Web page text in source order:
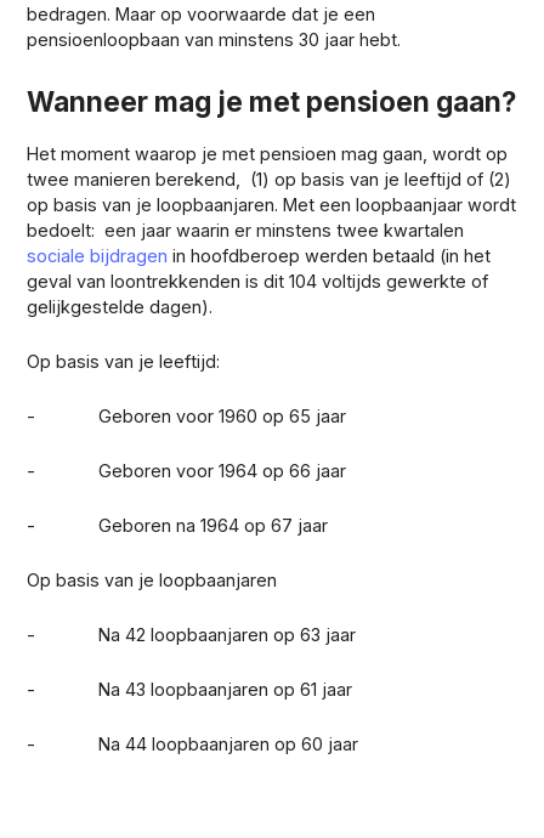
bedragen. Maar op voorwaarde dat je een
pensioenloopbaan van minstens 30 jaar hebt.
Wanneer mag je met pensioen gaan?
Het moment waarop je met pensioen mag gaan, wordt op
twee manieren berekend, (1) op basis van je leeftijd of (2)
op basis van je loopbaanjaren. Met een loopbaanjaar wordt
bedoelt: een jaar waarin er minstens twee kwartalen
sociale bijdragen in hoofdberoep werden betaald (in het
geval van loontrekkenden is dit 104 voltijds gewerkte of
gelijkgestelde dagen).
Op basis van je leeftijd:
- Geboren voor 1960 op 65 jaar
- Geboren voor 1964 op 66 jaar
- Geboren na 1964 op 67 jaar
Op basis van je loopbaanjaren
- Na 42 loopbaanjaren op 63 jaar
- Na 43 loopbaanjaren op 61 jaar
- Na 44 loopbaanjaren op 60 jaar